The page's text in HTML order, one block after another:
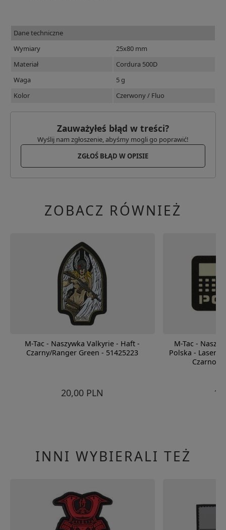
Dane techniczne
Wymiary
25x80 mm
Materiał
Cordura 500D
Waga
5 g
Kolor
Czerwony / Fluo
Zauważyłeś błąd w treści?
Wyślij nam zgłoszenie, abyśmy mogli go poprawić!
ZGŁOŚ BŁĄD W OPISIE
ZOBACZ RÓWNIEŻ
M-Tac - Naszywka Valkyrie - Haft -
Czarny/Ranger Green - 51425223
20,00 PLN
M-Tac -
Polska - Laser
Czarno /
INNI WYBIERALI TEŻ